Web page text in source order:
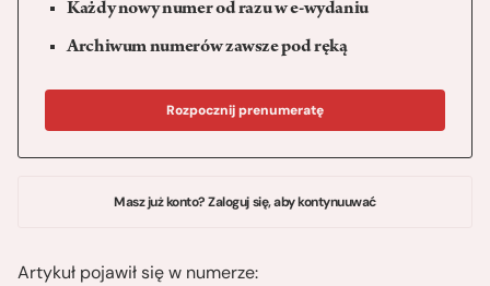
Każdy nowy numer od razu w e-wydaniu
Archiwum numerów zawsze pod ręką
Rozpocznij prenumeratę
Masz już konto? Zaloguj się, aby kontynuuwać
Artykuł pojawił się w numerze: